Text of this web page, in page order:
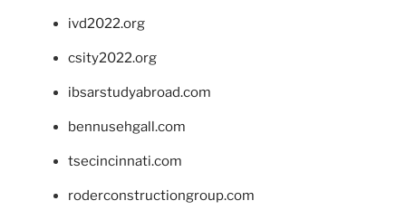
ivd2022.org
csity2022.org
ibsarstudyabroad.com
bennusehgall.com
tsecincinnati.com
roderconstructiongroup.com